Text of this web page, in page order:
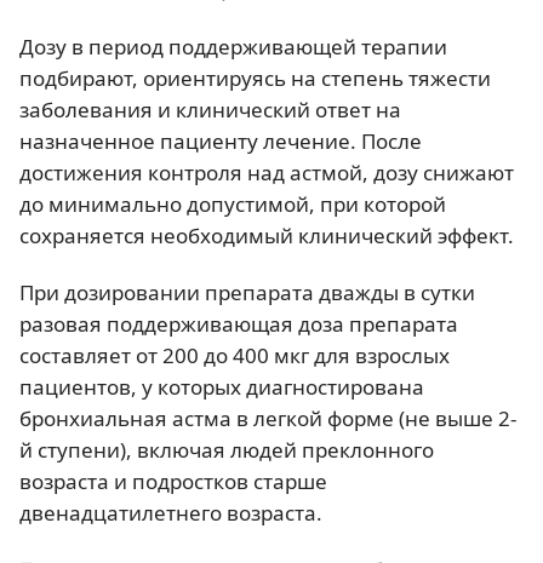
Дозу в период поддерживающей терапии
подбирают, ориентируясь на степень тяжести
заболевания и клинический ответ на
назначенное пациенту лечение. После
достижения контроля над астмой, дозу снижают
до минимально допустимой, при которой
сохраняется необходимый клинический эффект.
При дозировании препарата дважды в сутки
разовая поддерживающая доза препарата
составляет от 200 до 400 мкг для взрослых
пациентов, у которых диагностирована
бронхиальная астма в легкой форме (не выше 2-
й ступени), включая людей преклонного
возраста и подростков старше
двенадцатилетнего возраста.